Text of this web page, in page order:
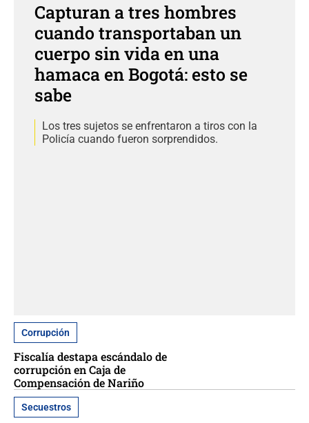
Capturan a tres hombres
cuando transportaban un
cuerpo sin vida en una
hamaca en Bogotá: esto se
sabe
Los tres sujetos se enfrentaron a tiros con la
Policía cuando fueron sorprendidos.
Corrupción
Fiscalía destapa escándalo de
corrupción en Caja de
Compensación de Nariño
Secuestros